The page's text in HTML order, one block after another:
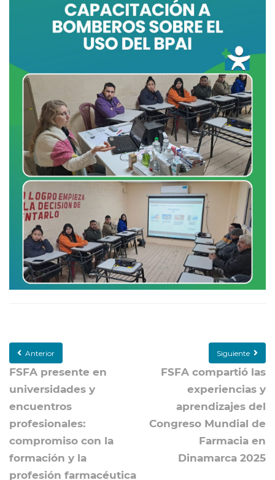
Anterior
FSFA presente en
universidades y
encuentros
profesionales:
compromiso con la
formación y la
profesión farmacéutica
Siguiente
FSFA compartió las
experiencias y
aprendizajes del
Congreso Mundial de
Farmacia en
Dinamarca 2025